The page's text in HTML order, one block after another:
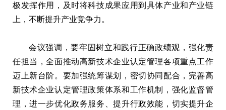
极发挥作用，及时将科技成果应用到具体产业和产业链
上，不断提升产业竞争力。
会议强调，要牢固树立和践行正确政绩观，强化责
任担当，全面推动高新技术企业认定管理各项重点工作
迈上新台阶。要加强统筹谋划，密切协同配合，完善高
新技术企业认定管理政策体系和工作机制，强化监督管
理，进一步优化政务服务、提升行政效能，切实提升企